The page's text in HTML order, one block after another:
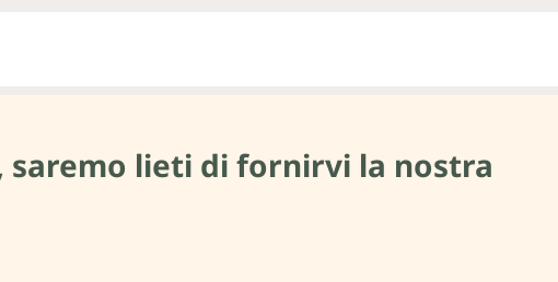
saremo lieti di fornirvi la nostra